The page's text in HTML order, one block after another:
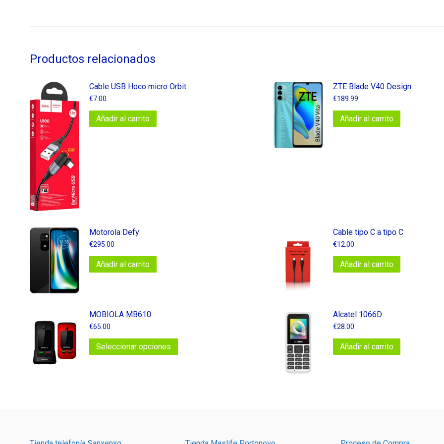
Productos relacionados
Cable USB Hoco micro Orbit
€7.00
Añadir al carrito
ZTE Blade V40 Design
€189.99
Añadir al carrito
Motorola Defy
€295.00
Añadir al carrito
Cable tipo C a tipo C
€12.00
Añadir al carrito
MOBIOLA MB610
€65.00
Seleccionar opciones
producto
Alcatel 1066D
€28.00
Añadir al carrito